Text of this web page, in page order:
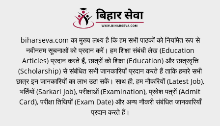
biharseva.com का मुख्य लक्ष्य है कि हम सभी पाठकों को नियमित रूप से
नवीनतम सूचनाओं को प्रदान करें। हम शिक्षा संबंधी लेख (Education
Articles) प्रदान करते हैं, छात्रों को शिक्षा (Education) और छात्रवृत्ति
(Scholarship) से संबंधित सभी जानकारियाँ प्रदान करते हैं ताकि हमारे सभी
छात्र इन जानकारियों का लाभ उठा सकें। साथ ही, हम नौकरियों (Latest Job),
भर्तियों (Sarkari Job), परीक्षाओं (Examination), प्रवेश पत्रों (Admit
Card), परीक्षा तिथियों (Exam Date) और अन्य नौकरी संबंधित जानकारियाँ
प्रदान करते हैं।